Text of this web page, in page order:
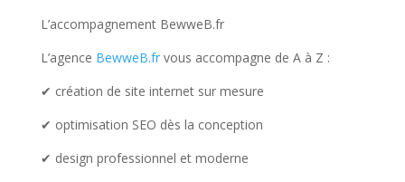
L’accompagnement BewweB.fr
L’agence BewweB.frvous accompagne de A à Z :
✔ création de site internet sur mesure
✔ optimisation SEO dès la conception
✔ design professionnel et moderne